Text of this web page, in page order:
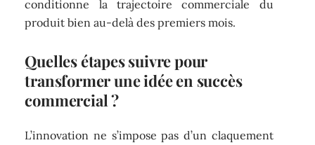
conditionne la trajectoire commerciale du
produit bien au-delà des premiers mois.
Quelles étapes suivre pour
transformer une idée en succès
commercial ?
L’innovation ne s’impose pas d’un claquement